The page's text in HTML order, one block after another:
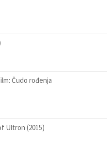
Čudo rođenja
Ultron (2015)